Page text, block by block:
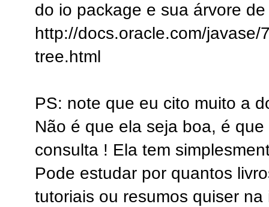
do io package e sua árvore
http://docs.oracle.com/
tree.html
PS: note que eu cito muito a
Não é que ela seja boa, é
consulta ! Ela tem
Pode estudar por quantos
tutoriais ou resumos quiser